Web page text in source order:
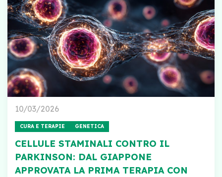
10/03/2026
CURA E TERAPIE GENETICA
CELLULE STAMINALI CONTRO IL
PARKINSON: DAL GIAPPONE
APPROVATA LA PRIMA TERAPIA CON